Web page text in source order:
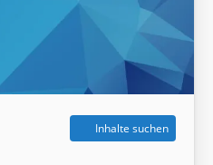
Inhalte suchen